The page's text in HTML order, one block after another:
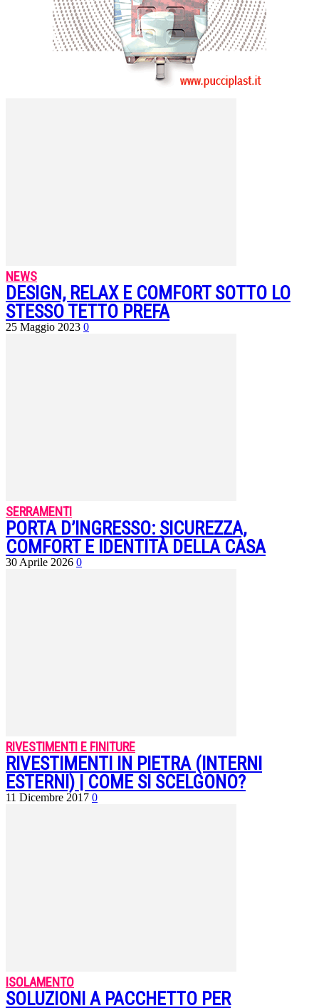
NEWS
DESIGN, RELAX E COMFORT SOTTO LO
STESSO TETTO PREFA
25 Maggio 2023 0
SERRAMENTI
PORTA D’INGRESSO: SICUREZZA,
COMFORT E IDENTITÀ DELLA CASA
30 Aprile 2026 0
RIVESTIMENTI E FINITURE
RIVESTIMENTI IN PIETRA (INTERNI
ESTERNI) | COME SI SCELGONO?
11 Dicembre 2017 0
ISOLAMENTO
SOLUZIONI A PACCHETTO PER